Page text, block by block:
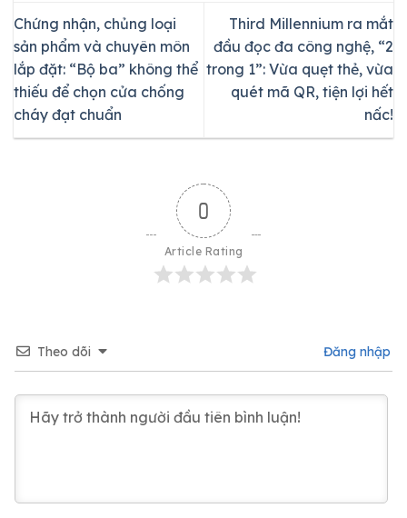
Chứng nhận, chủng loại
sản phẩm và chuyên môn
lắp đặt: “Bộ ba” không thể
thiếu để chọn cửa chống
cháy đạt chuẩn
Third Millennium ra mắt
đầu đọc đa công nghệ, “2
trong 1”: Vừa quẹt thẻ, vừa
quét mã QR, tiện lợi hết
nấc!
0
Article Rating
Theo dõi Đăng nhập